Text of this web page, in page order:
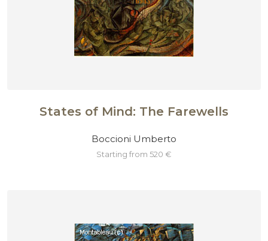
States of Mind: The Farewells
Boccioni Umberto
starting from 520 €